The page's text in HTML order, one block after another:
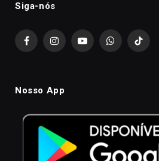
Siga-nós
FacebookInstagramYouTubeWhatsAppTikTok
Nosso App